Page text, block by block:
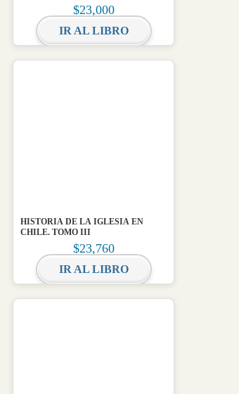
$23,000
IR AL LIBRO
HISTORIA DE LA IGLESIA EN
CHILE. TOMO III
$23,760
IR AL LIBRO